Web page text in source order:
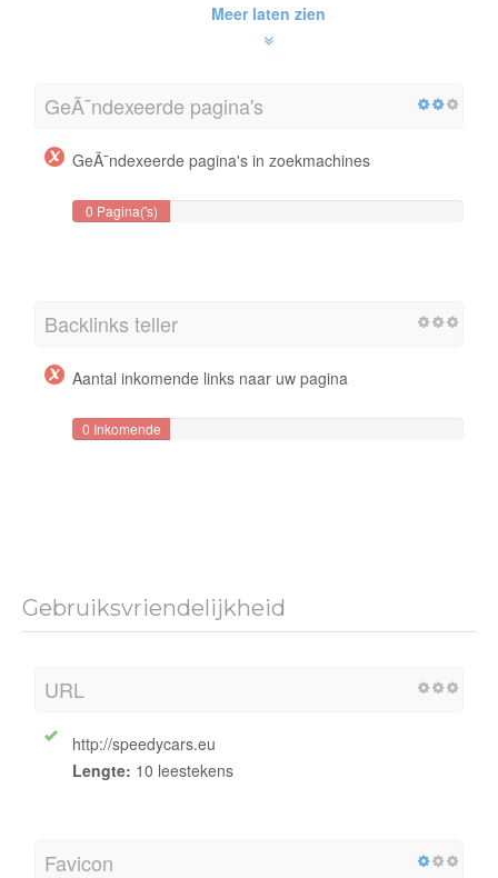
Meer laten zien
GeÃ¯ndexeerde pagina's
GeÃ¯ndexeerde pagina's in zoekmachines
0 Pagina('s)
Backlinks teller
Aantal inkomende links naar uw pagina
0 Inkomende
Gebruiksvriendelijkheid
URL
http://speedycars.eu
Lengte: 10 leestekens
Favicon